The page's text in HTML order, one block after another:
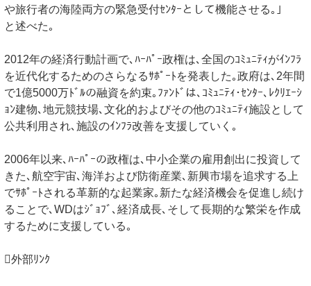
や旅行者の海陸両方の緊急受付ｾﾝﾀｰとして機能させる｡｣
と述べた｡
2012年の経済行動計画で､ﾊｰﾊﾟｰ政権は､全国のｺﾐｭﾆﾃｨがｲﾝﾌﾗ
を近代化するためのさらなるｻﾎﾟｰﾄを発表した｡政府は､2年間
で1億5000万ﾄﾞﾙの融資を約束｡ﾌｧﾝﾄﾞは､ｺﾐｭﾆﾃｨ･ｾﾝﾀｰ､ﾚｸﾘｴｰｼ
ｮﾝ建物､地元競技場､文化的およびその他のｺﾐｭﾆﾃｨ施設として
公共利用され､施設のｲﾝﾌﾗ改善を支援していく｡
2006年以来､ﾊｰﾊﾟｰの政権は､中小企業の雇用創出に投資して
きた､航空宇宙､海洋および防衛産業､新興市場を追求する上
でｻﾎﾟｰﾄされる革新的な起業家｡新たな経済機会を促進し続け
ることで､WDはｼﾞｮﾌﾞ､経済成長､そして長期的な繁栄を作成
するために支援している｡
外部ﾘﾝｸ